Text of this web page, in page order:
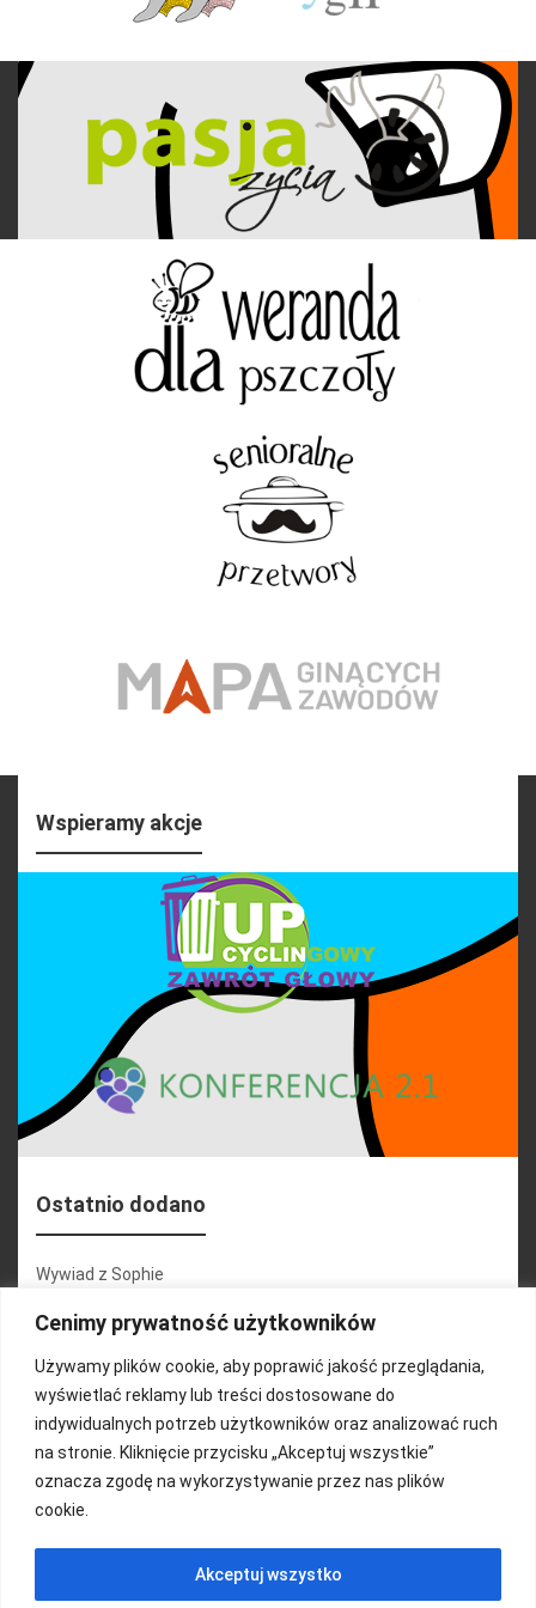
Cenimy prywatność użytkowników
Używamy plików cookie, aby poprawić jakość przeglądania,
wyświetlać reklamy lub treści dostosowane do
indywidualnych potrzeb użytkowników oraz analizować ruch
na stronie. Kliknięcie przycisku „Akceptuj wszystkie”
oznacza zgodę na wykorzystywanie przez nas plików
cookie.
Akceptuj wszystko
Wspieramy akcje
Ostatnio dodano
Wywiad z Sophie
Konferencja 2.1
Martyna Wojciechowska
Relacja zdjęciowa 25.09.2024r (cz.2)
Wywiady z uczestnikami
FUNDACJA KOLOROWO